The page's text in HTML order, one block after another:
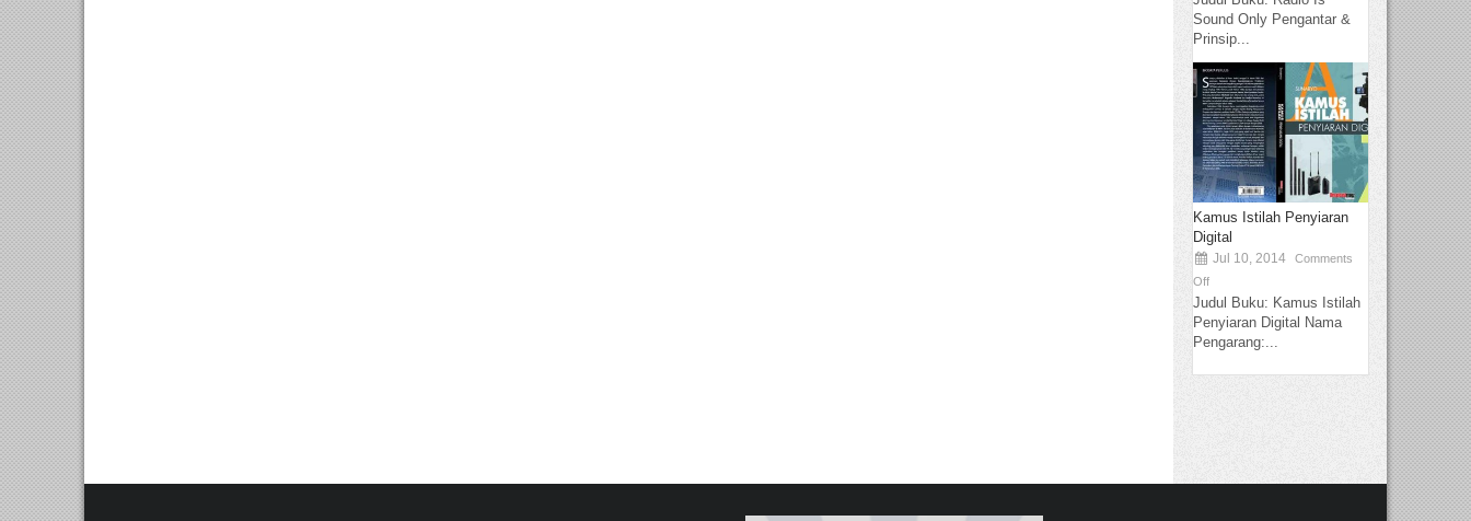
Sound Only Pengantar &
Prinsip...
Kamus Istilah Penyiaran
Digital
Jul 10, 2014
Comments
Off
Judul Buku: Kamus Istilah
Penyiaran Digital Nama
Pengarang:...